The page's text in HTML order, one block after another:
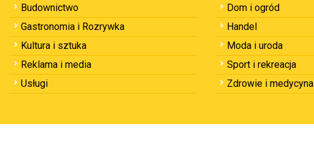
Budownictwo Dom i ogród
Gastronomia i Rozrywka
Handel
Kultura i sztuka
Moda i uroda
Reklama i media
Sport i rekreacja
Usługi
Zdrowie i medycyna